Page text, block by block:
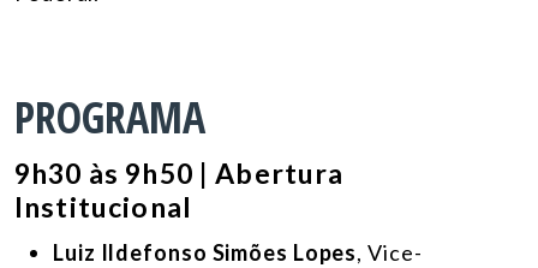
PROGRAMA
9h30 às 9h50 | Abertura
Institucional
Luiz Ildefonso Simões Lopes, Vice-